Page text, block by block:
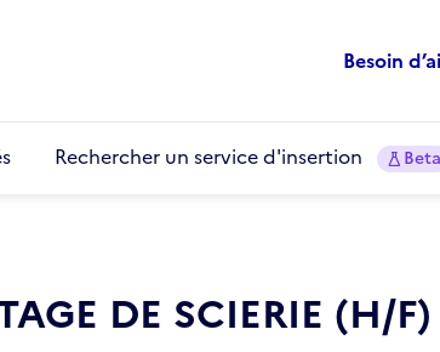
Besoin
Rechercher un service d'insertion Beta
DE SCIERIE (H/F)